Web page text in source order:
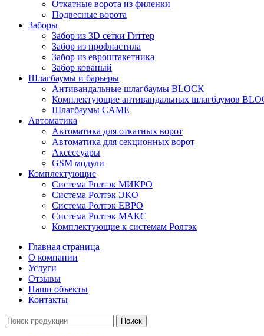
Откатные ворота из филенки
Подвесные ворота
Заборы
Забор из 3D сетки Гиттер
Забор из профнастила
Забор из евроштакетника
Забор кованый
Шлагбаумы и барьеры
Антивандальные шлагбаумы BLOCK
Комплектующие антивандальных шлагбаумов
Шлагбаумы CAME
Автоматика
Автоматика для откатных ворот
Автоматика для секционных ворот
Аксессуары
GSM модули
Комплектующие
Система Ролтэк МИКРО
Система Ролтэк ЭКО
Система Ролтэк ЕВРО
Система Ролтэк МАКС
Комплектующие к системам Ролтэк
Главная страница
О компании
Услуги
Отзывы
Наши объекты
Контакты